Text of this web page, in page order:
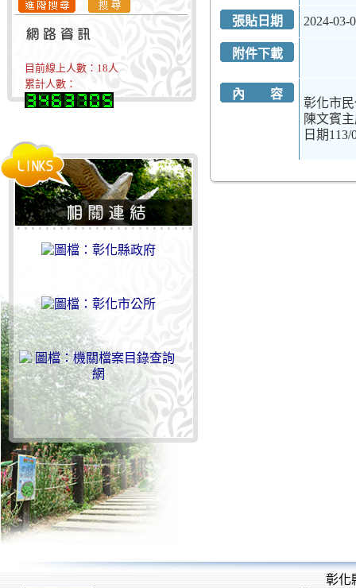
目前線上人數： 18人
累計人數：
張貼日期 2024-03-
附件下載
內 容
彰化市
陳文賓
日期113/
彰化